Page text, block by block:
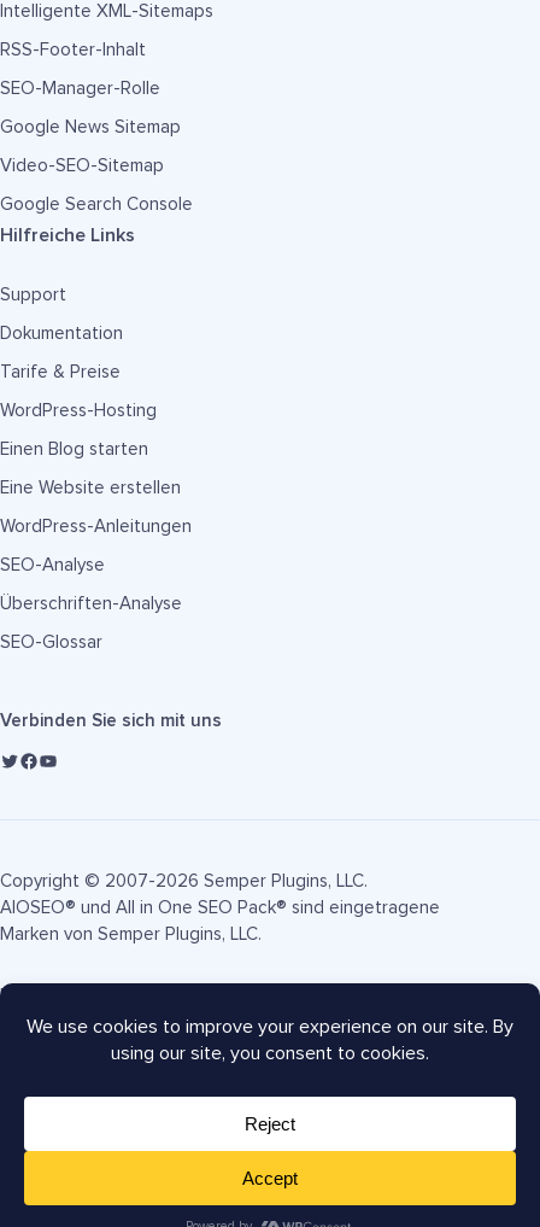
Intelligente XML-Sitemaps
RSS-Footer-Inhalt
SEO-Manager-Rolle
Google News Sitemap
Video-SEO-Sitemap
Google Search Console
Hilfreiche Links
Support
Dokumentation
Tarife & Preise
WordPress-Hosting
Einen Blog starten
Eine Website erstellen
WordPress-Anleitungen
SEO-Analyse
Überschriften-Analyse
SEO-Glossar
Verbinden Sie sich mit uns
Copyright © 2007-2026 Semper Plugins, LLC.
AIOSEO® und All in One SEO Pack® sind eingetragene
Marken von Semper Plugins, LLC.
Nutzungsbedingungen
FTC-Offenlegung
Seitenverzeichnis AIOSEO Gutschein